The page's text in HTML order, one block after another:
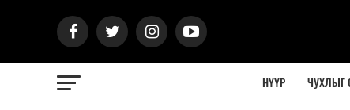
НҮҮР ЧУХЛЫГ